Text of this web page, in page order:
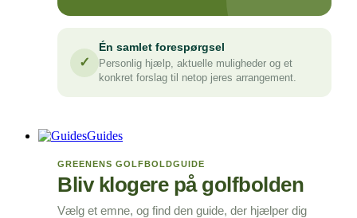
✓
Én samlet forespørgsel
Personlig hjælp, aktuelle muligheder og et
konkret forslag til netop jeres arrangement.
Guides
GREENENS GOLFBOLDGUIDE
Bliv klogere på golfbolden
Vælg et emne, og find den guide, der hjælper dig